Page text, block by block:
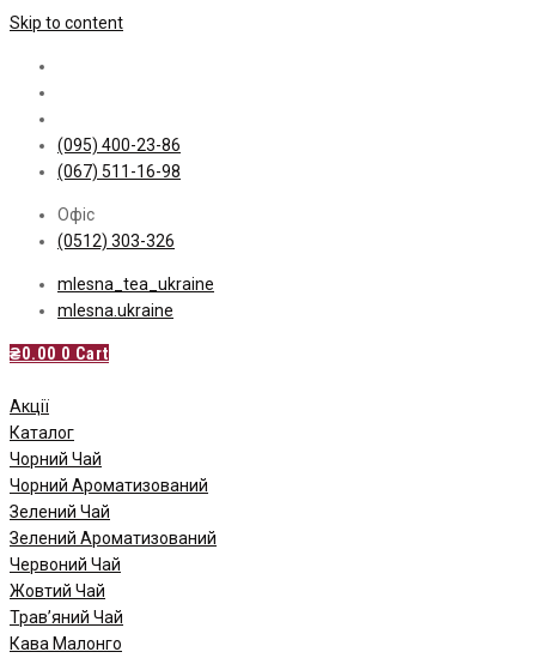
Skip to content
(095) 400-23-86
(067) 511-16-98
Офіс
(0512) 303-326
mlesna_tea_ukraine
mlesna.ukraine
₴0.00 0 Cart
Акції
Каталог
Чорний Чай
Чорний Ароматизований
Зелений Чай
Зелений Ароматизований
Червоний Чай
Жовтий Чай
Трав’яний Чай
Кава Малонго